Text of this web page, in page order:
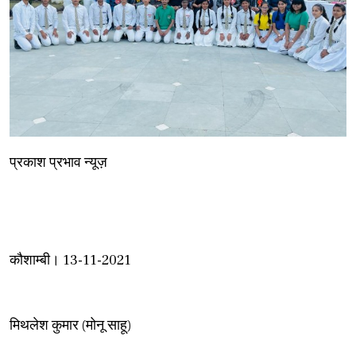
प्रकाश प्रभाव न्यूज़
कौशाम्बी। 13-11-2021
मिथलेश कुमार (मोनू साहू)